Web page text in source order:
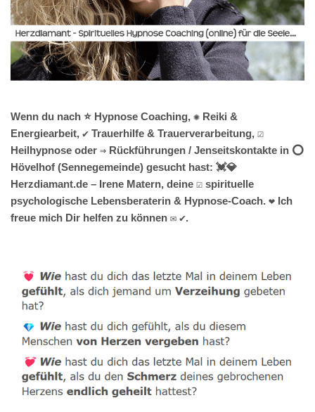
Wenn du nach ⭐ Hypnose Coaching, ✺ Reiki &
Energiearbeit, ✔️ Trauerhilfe & Trauerverarbeitung, ☑️
Heilhypnose oder ⇒ Rückführungen / Jenseitskontakte in ⭕
Hövelhof (Sennegemeinde) gesucht hast: 💓️💎
Herzdiamant.de – Irene Matern, deine ☑️ spirituelle
psychologische Lebensberaterin & Hypnose-Coach. ❤ Ich
freue mich Dir helfen zu können ✉ ✔.